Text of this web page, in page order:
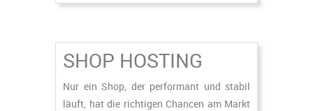
SHOP HOSTING
Nur ein Shop, der performant und stabil
läuft, hat die richtigen Chancen am Markt